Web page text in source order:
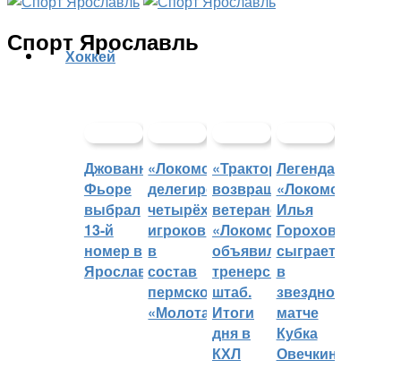
Спорт Ярославль
Хоккей
Джованни
Фьоре
выбрал
13-й
номер в
Ярославле
«Локомотив»
делегировал
четырёх
игроков
в
состав
пермского
«Молота»
«Трактор»
возвращает
ветеранов,
«Локомотив»
объявил
тренерский
штаб.
Итоги
дня в
КХЛ
Легенда
«Локомотива»
Илья
Горохов
сыграет
в
звездном
матче
Кубка
Овечкина